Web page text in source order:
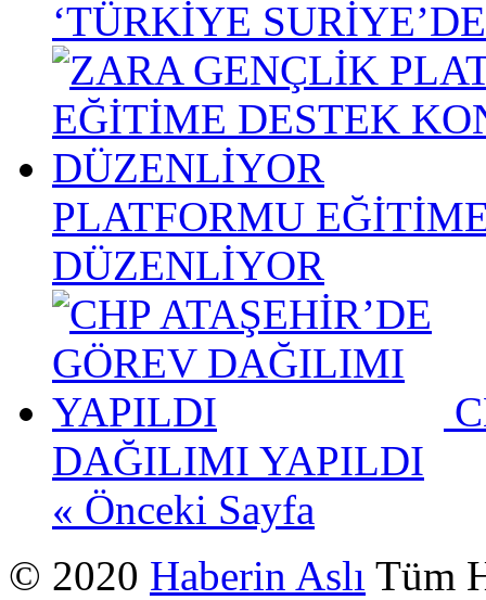
‘TÜRKİYE
PLATFORMU
DÜZENLİYOR
DAĞILIMI YAPILDI
« Önceki Sayfa
© 2020 Haberin Aslı Tüm